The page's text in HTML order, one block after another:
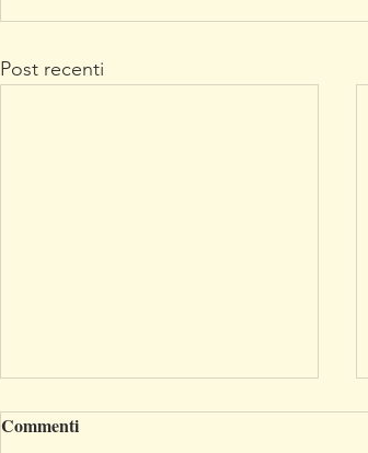
Post recenti
Commenti